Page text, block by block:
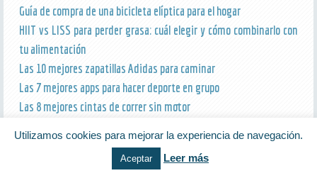
Guía de compra de una bicicleta elíptica para el hogar
HIIT vs LISS para perder grasa: cuál elegir y cómo combinarlo con
tu alimentación
Las 10 mejores zapatillas Adidas para caminar
Las 7 mejores apps para hacer deporte en grupo
Las 8 mejores cintas de correr sin motor
Los 6 mejores bañadores deportivos
Los estiramientos. Parte I
Utilizamos cookies para mejorar la experiencia de navegación.
Aceptar Leer más